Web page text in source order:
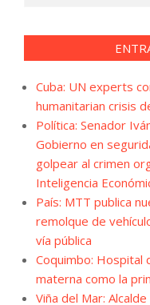
Cuba: UN experts
humanitarian crisis
Política: Senador
Gobierno en
golpear al crimen
Inteligencia
País: MTT publica
remolque de
vía pública
Coquimbo: Hospital
materna como la
Viña del Mar: